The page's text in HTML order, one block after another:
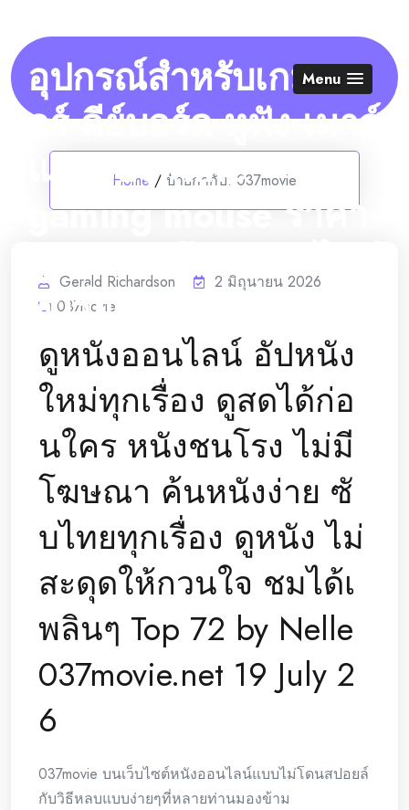
contentอุปกรณ์สำหรับเกมเม
อร์ คีย์บอร์ด หูฟัง เมาส์
แผ่นรองwhite
gaming mouse ราคา
ถูก ของแท้ รับผ่อนไม่มี
ชาร์จ
Menu
Home / ป้ายกำกับ: 037movie
Gerald Richardson
2 มิถุนายน 2026
037movie
ดูหนังออนไลน์ อัปหนัง
ใหม่ทุกเรื่อง ดูสดได้ก่อ
นใคร หนังชนโรง ไม่มี
โฆษณา ค้นหนังง่าย ซั
บไทยทุกเรื่อง ดูหนัง ไม่
สะดุดให้กวนใจ ชมได้เ
พลินๆ Top 72 by Nelle
037movie.net 19 July 2
6
037movie บนเว็บไซต์หนังออนไลน์แบบไม่โดนสปอยล์
กับวิธีหลบแบบง่ายๆที่หลายท่านมองข้าม